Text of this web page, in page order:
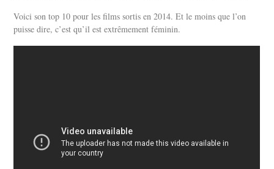
Voici son top 10 pour les films sortis en 2014. Et le moins que l’on
puisse dire, c’est qu’il est extrêmement féminin.